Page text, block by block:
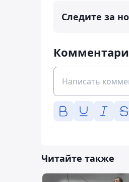
Следите за
Читайте также